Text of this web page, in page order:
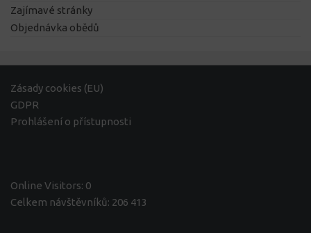
Zajímavé stránky
Objednávka obědů
Zásady cookies (EU)
GDPR
Prohlášení o přístupnosti
Online Visitors: 0
Celkem návštěvníků: 206 413